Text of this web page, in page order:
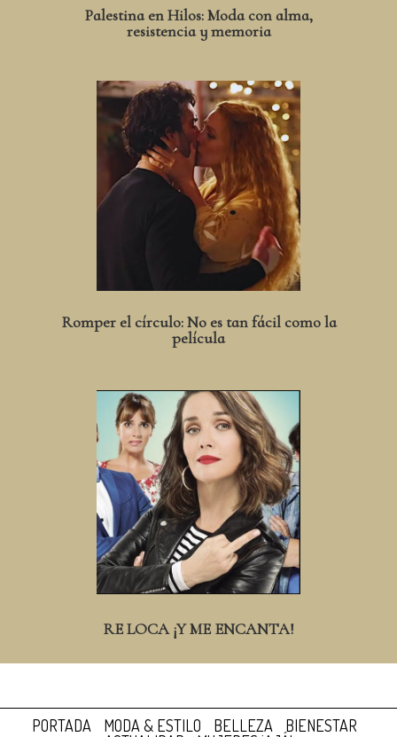
Palestina en Hilos: Moda con alma,
resistencia y memoria
Romper el círculo: No es tan fácil como la
película
RE LOCA ¡Y ME ENCANTA!
PORTADA MODA & ESTILO BELLEZA
BIENESTAR